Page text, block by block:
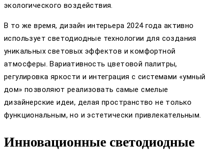
экологического воздействия.
В то же время, дизайн интерьера 2024 года активно
использует светодиодные технологии для создания
уникальных световых эффектов и комфортной
атмосферы. Вариативность цветовой палитры,
регулировка яркости и интеграция с системами «умный
дом» позволяют реализовать самые смелые
дизайнерские идеи, делая пространство не только
функциональным, но и эстетически привлекательным.
Инновационные светодиодные